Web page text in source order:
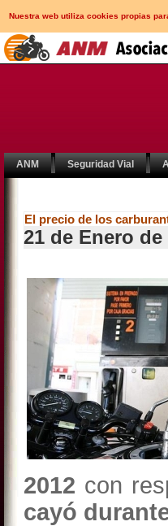
Nuestra web utiliza cookies propias
ANM Seguridad Vial
El precio de los
21 de Enero de
2012 con
cayó